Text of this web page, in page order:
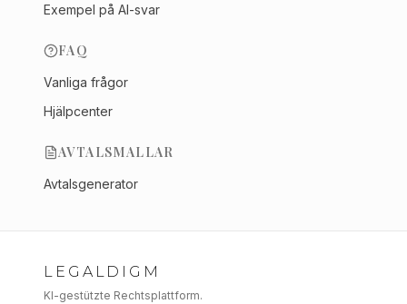
Exempel på AI-svar
FAQ
Vanliga frågor
Hjälpcenter
AVTALSMALLAR
Avtalsgenerator
LEGALDIGM
KI-gestützte Rechtsplattform.